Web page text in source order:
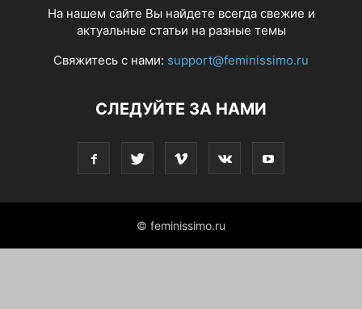
На нашем сайте Вы найдете всегда свежие и
актуальные статьи на разные темы
Свяжитесь с нами: support@feminissimo.ru
СЛЕДУЙТЕ ЗА НАМИ
© feminissimo.ru